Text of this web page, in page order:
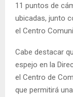
11 puntos de
ubicadas, junto
el Centro
Cabe destacar
espejo en la
el Centro de
que permitirá